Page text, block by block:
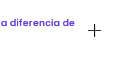
diferencia de